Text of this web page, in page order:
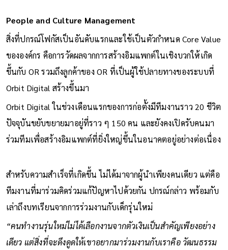
People and Culture Management
สิ่งที่ปกรณ์โฟกัสเป็นอันดับแรกและใช้เป็นตัวกำหนด Core Value
ขององค์กร คือการวัดผลจากการสร้างอิมแพกต์ในเชิงบวกให้เกิด
ขึ้นกับ OR รวมถึงลูกค้าของ OR ที่เป็นผู้ใช้ปลายทางของระบบที่
Orbit Digital สร้างขึ้นมา
Orbit Digital ในช่วงเดือนแรกของการก่อตั้งมีทีมงานราว 20 ชีวิต
ปัจจุบันขยับขยายมาอยู่ที่ราว ๆ 150 คน และยังคงเปิดรับคนมา
ร่วมทีมเพื่อสร้างอิมแพกต์ที่ยิ่งใหญ่ขึ้นในอนาคตอยู่อย่างต่อเนื่อง
สำหรับความสำเร็จที่เกิดขึ้น ไม่ได้มาจากผู้นำเพียงคนเดียว แต่คือ
ทีมงานที่มาร่วมคิดร่วมแก้ปัญหาไปด้วยกัน ปกรณ์กล่าว พร้อมกับ
เล่าถึงบทเรียนจากการร่วมงานกับเด็กรุ่นใหม่
“คนทำงานรุ่นใหม่ไม่ได้เลือกงานจากตัวเงินเป็นสำคัญเพียงอย่าง
เดียว แต่สิ่งที่จะดึงดูดให้เขาอยากมาร่วมงานกับเราคือ วัฒนธรรม